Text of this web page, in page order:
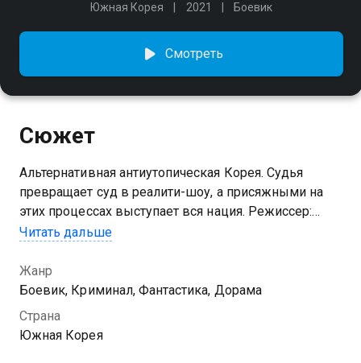
Южная Корея
2021 Боевик
Смотреть
Сюжет
Альтернативная антиутопическая Корея. Судья
превращает суд в реалити-шоу, а присяжными на
этих процессах выступает вся нация. Режиссер:
Чхве Джон-гю Актеры: Чи Сон, Ким Мин-джон,
Посмотреть онлайн 1 сезон сериала Дьявольский
судья вы можете совершенно бесплатно в
хорошем HD качестве на Казахтелеком
Читать дальше
Жанр
Боевик, Криминал, Фантастика, Дорама
Страна
Южная Корея